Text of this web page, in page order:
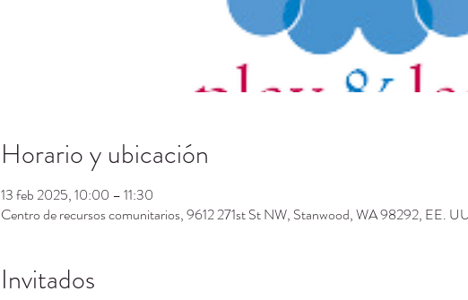
Horario y ubicación
13 feb 2025, 10:00 – 11:30
Centro de recursos comunitarios, 9612 271st St NW, Stanwood, WA 98292, EE.
Invitados